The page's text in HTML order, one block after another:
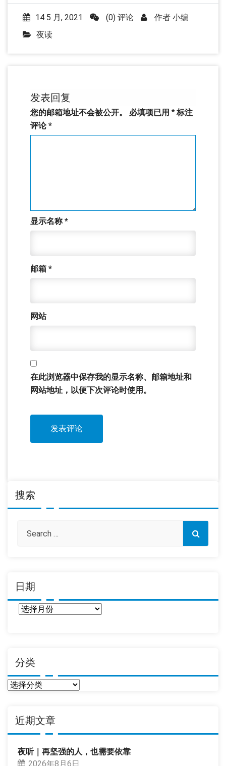
14 5 月, 2021 (0) 评论 作者 小编
夜读
发表回复
您的邮箱地址不会被公开。 必填项已用 * 标注
评论*
显示名称*
邮箱 *
网站
在此浏览器中保存我的显示名称、邮箱地址和
网站地址，以便下次评论时使用。
搜索
日期
分类
分
近期文章
夜听｜再坚强的人，也需要依靠
2026年8月6日